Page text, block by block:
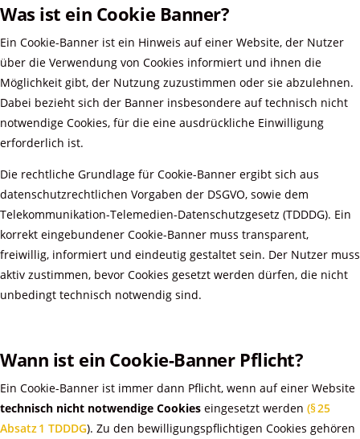
Was ist ein Cookie Banner?
Ein Cookie-Banner ist ein Hinweis auf einer Website, der Nutzer
über die Verwendung von Cookies informiert und ihnen die
Möglichkeit gibt, der Nutzung zuzustimmen oder sie abzulehnen.
Dabei bezieht sich der Banner insbesondere auf technisch nicht
notwendige Cookies, für die eine ausdrückliche Einwilligung
erforderlich ist.
Die rechtliche Grundlage für Cookie-Banner ergibt sich aus
datenschutzrechtlichen Vorgaben der DSGVO, sowie dem
Telekommunikation-Telemedien-Datenschutzgesetz (TDDDG). Ein
korrekt eingebundener Cookie-Banner muss transparent,
freiwillig, informiert und eindeutig gestaltet sein. Der Nutzer muss
aktiv zustimmen, bevor Cookies gesetzt werden dürfen, die nicht
unbedingt technisch notwendig sind.
Wann ist ein Cookie-Banner Pflicht?
Ein Cookie-Banner ist immer dann Pflicht, wenn auf einer Website
technisch nicht notwendige Cookies eingesetzt werden (§ 25
Absatz 1 TDDDG). Zu den bewilligungspflichtigen Cookies gehören